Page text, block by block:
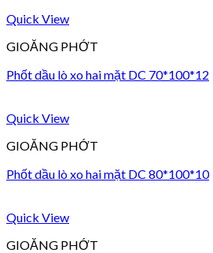
Quick View
GIOĂNG PHỚT
Phốt dầu lò xo hai mặt DC 70*100*12
Quick View
GIOĂNG PHỚT
Phốt dầu lò xo hai mặt DC 80*100*10
Quick View
GIOĂNG PHỚT